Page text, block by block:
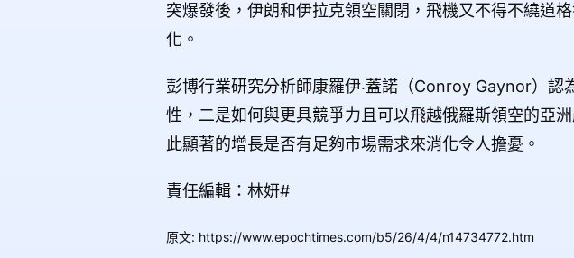
突爆發後，伊朗和伊拉克領空關閉，飛機又不得不繞道
化。
彭博行業研究分析師康羅伊‧蓋諾（Conroy Gaynor）
性，二是如何與更具競爭力且可以飛越俄羅斯領空的亞
此顯著的增長是否有足夠市場需求來消化令人擔憂。
責任編輯：林妍#
原文: https://www.epochtimes.com/b5/26/4/4/n14734772.htm